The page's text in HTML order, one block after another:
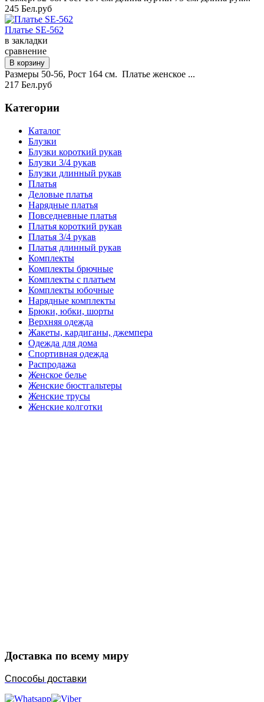
245 Бел.руб
Платье SE-562
в закладки
сравнение
Размеры 50-56, Рост 164 см. Платье женское ...
217 Бел.руб
Категории
Каталог
Блузки
Блузки короткий рукав
Блузки 3/4 рукав
Блузки длинный рукав
Платья
Деловые платья
Нарядные платья
Повседневные платья
Платья короткий рукав
Платья 3/4 рукав
Платья длинный рукав
Комплекты
Комплекты брючные
Комплекты с платьем
Комплекты юбочные
Нарядные комплекты
Брюки, юбки, шорты
Верхняя одежда
Жакеты, кардиганы, джемпера
Одежда для дома
Спортивная одежда
Распродажа
Женское белье
Женские бюстгальтеры
Женские трусы
Женские колготки
Доставка по всему миру
Способы доставки